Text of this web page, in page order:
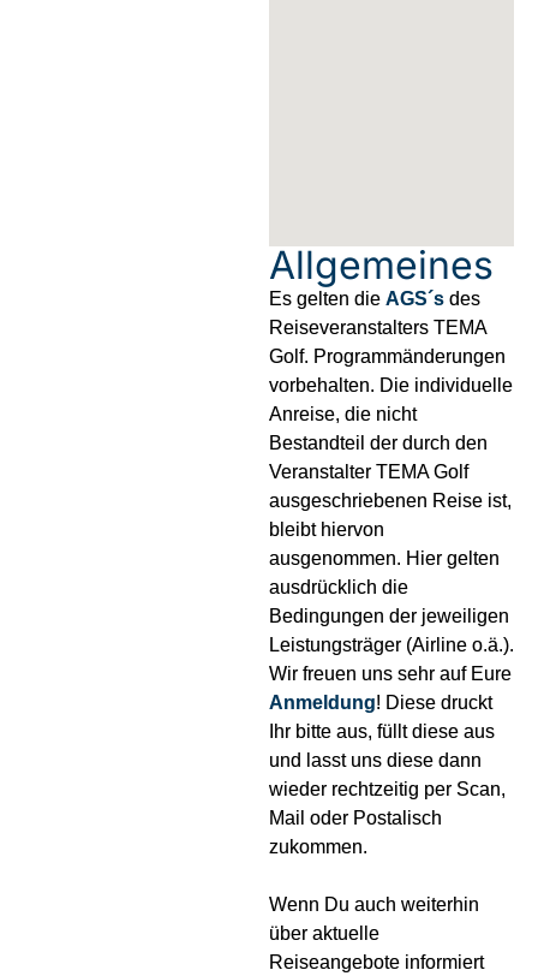
Allgemeines
Es gelten die AGS´s des
Reiseveranstalters TEMA
Golf. Programmänderungen
vorbehalten. Die individuelle
Anreise, die nicht
Bestandteil der durch den
Veranstalter TEMA Golf
ausgeschriebenen Reise ist,
bleibt hiervon
ausgenommen. Hier gelten
ausdrücklich die
Bedingungen der jeweiligen
Leistungsträger (Airline o.ä.).
Wir freuen uns sehr auf Eure
Anmeldung! Diese druckt
Ihr bitte aus, füllt diese aus
und lasst uns diese dann
wieder rechtzeitig per Scan,
Mail oder Postalisch
zukommen.
Wenn Du auch weiterhin
über aktuelle
Reiseangebote informiert